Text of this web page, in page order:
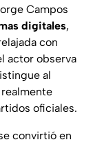
Campos
digitales,
con
actor observa
al
oficiales.
convirtió en